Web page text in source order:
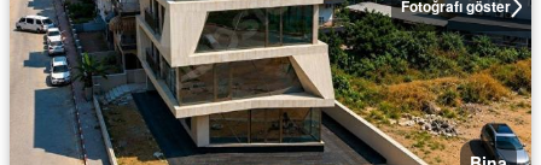
Fotoğrafı göster